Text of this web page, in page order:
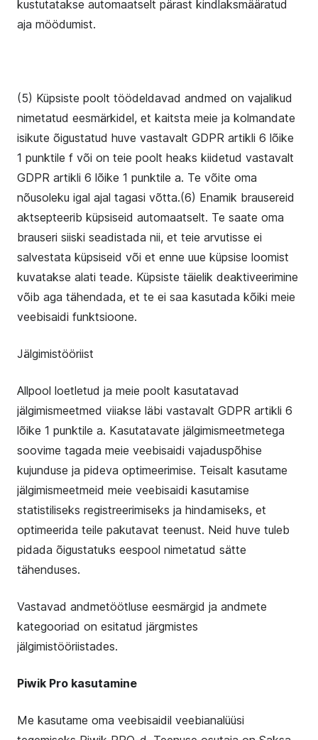
kustutatakse automaatselt pärast kindlaksmääratud
aja möödumist.
(5) Küpsiste poolt töödeldavad andmed on vajalikud
nimetatud eesmärkidel, et kaitsta meie ja kolmandate
isikute õigustatud huve vastavalt GDPR artikli 6 lõike
1 punktile f või on teie poolt heaks kiidetud vastavalt
GDPR artikli 6 lõike 1 punktile a. Te võite oma
nõusoleku igal ajal tagasi võtta.(6) Enamik brausereid
aktsepteerib küpsiseid automaatselt. Te saate oma
brauseri siiski seadistada nii, et teie arvutisse ei
salvestata küpsiseid või et enne uue küpsise loomist
kuvatakse alati teade. Küpsiste täielik deaktiveerimine
võib aga tähendada, et te ei saa kasutada kõiki meie
veebisaidi funktsioone.
Jälgimistööriist
Allpool loetletud ja meie poolt kasutatavad
jälgimismeetmed viiakse läbi vastavalt GDPR artikli 6
lõike 1 punktile a. Kasutatavate jälgimismeetmetega
soovime tagada meie veebisaidi vajaduspõhise
kujunduse ja pideva optimeerimise. Teisalt kasutame
jälgimismeetmeid meie veebisaidi kasutamise
statistiliseks registreerimiseks ja hindamiseks, et
optimeerida teile pakutavat teenust. Neid huve tuleb
pidada õigustatuks eespool nimetatud sätte
tähenduses.
Vastavad andmetöötluse eesmärgid ja andmete
kategooriad on esitatud järgmistes
jälgimistööriistades.
Piwik Pro kasutamine
Me kasutame oma veebisaidil veebianalüüsi